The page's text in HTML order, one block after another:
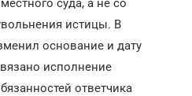
суда, а не со
истицы. В
основание и дату
исполнение
ответчика